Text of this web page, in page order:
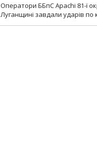
Оператори ББпС Apachi 81-ї
Луганщині завдали ударів по